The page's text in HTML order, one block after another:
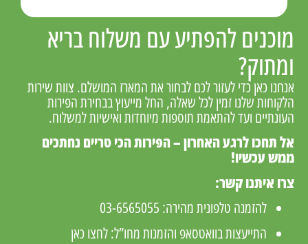
מוכנים להפתיע עם משלוח בריא
ומתוק?
אנחנו כאן כדי לעזור לכם לבחור את המארז המושלם. צוות שירות
הלקוחות שלנו זמין לכל שאלה, החל מייעוץ בבחירת הפירות
העונתיים ועד להתאמת תוספות מיוחדות ואישיות למשלוח.
אל תחכו לרגע האחרון – הפירות הכי טריים נחתכים
ממש עכשיו!
צרו איתנו קשר:
להזמנה טלפונית מהירה: 03-6565055
התייעצות בוואטסאפ והזמנות מחו”ל:לחצו כאן